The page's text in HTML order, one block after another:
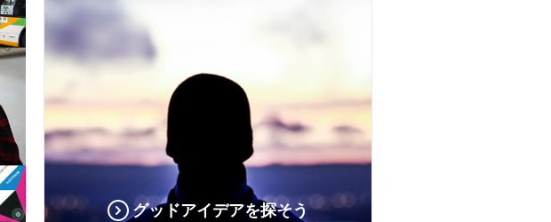
グッドアイデアを探そう